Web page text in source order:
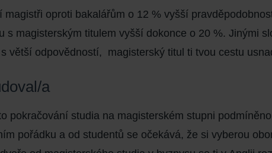
oproti bakalářům o 12 % vyšší
s magisterským titulem vyšší dokonce o 20 %. Jinými
větší odpovědností, magisterský titul ti tvou cestu
a
pokračování studia na magisterském stupni
pořádku a od studentů se očekává, že si vyberou